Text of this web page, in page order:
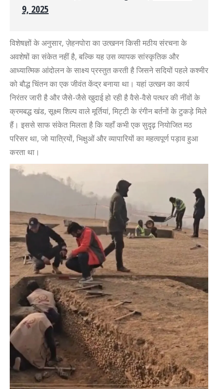
9, 2025
विशेषज्ञों के अनुसार, ज़ेहनपोरा का उत्खनन किसी मठीय संरचना के
अवशेषों का संकेत नहीं है, बल्कि यह उस व्यापक सांस्कृतिक और
आध्यात्मिक आंदोलन के साक्ष्य प्रस्तुत करती है जिसने सदियों पहले कश्मीर
को बौद्ध चिंतन का एक जीवंत केंद्र बनाया था। यहां उत्खन का कार्य
निरंतर जारी है और जैसे-जैसे खुदाई हो रही हैवैसे-वैसे पत्थर की नींवों के
क्रमबद्ध खंड, सूक्ष्म शिल्प वाले मूर्तियां, मिट्टी के रंगीन बर्तनों के टुकड़े मिले
हैं। इससे साफ संकेत मिलता है कि यहाँ कभी एक सुदृढ़ नियोजित मठ
परिसर था, जो यात्रियों, भिक्षुओं और व्यापारियों का महत्वपूर्ण पड़ाव हुआ
करता था।